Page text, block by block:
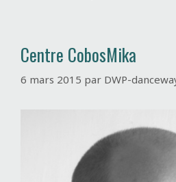
g
r
Centre CobosMika
6 mars 2015 par DWP-